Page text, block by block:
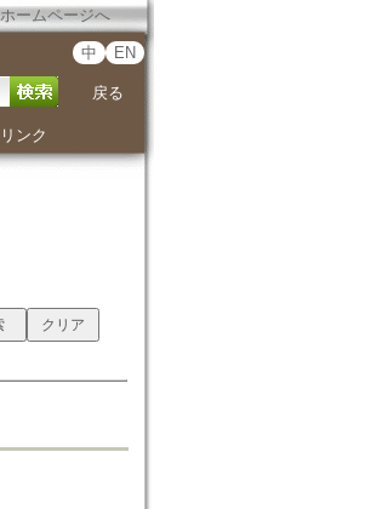
ホームページへ
中 EN
戻る
リンク